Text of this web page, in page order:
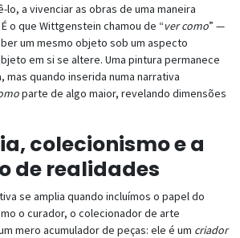
lo, a vivenciar as obras de uma maneira
o que Wittgenstein chamou de “ver como” —
um mesmo objeto sob um aspecto
em si se altere. Uma pintura permanece
quando inserida numa narrativa
parte de algo maior, revelando dimensões
colecionismo e a
de realidades
se amplia quando incluímos o papel do
o curador, o colecionador de arte
mero acumulador de peças: ele é um criador